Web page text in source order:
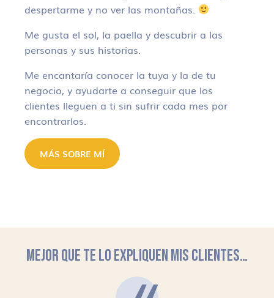
despertarme y no ver las montañas.
Me gusta el sol, la paella y descubrir a las
personas y sus historias.
Me encantaría conocer la tuya y la de tu
negocio, y ayudarte a conseguir que los
clientes lleguen a ti sin sufrir cada mes por
encontrarlos.
MÁS SOBRE MÍ
MEJOR QUE TE LO EXPLIQUEN MIS CLIENTES…